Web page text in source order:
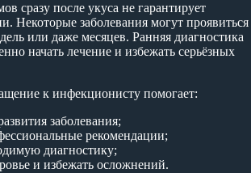
сразу после укуса не гарантирует
Некоторые заболевания могут проявиться
или даже месяцев. Ранняя диагностика
начать лечение и избежать серьёзных
к инфекционисту помогает:
заболевания;
рекомендации;
диагностику;
и избежать осложнений.